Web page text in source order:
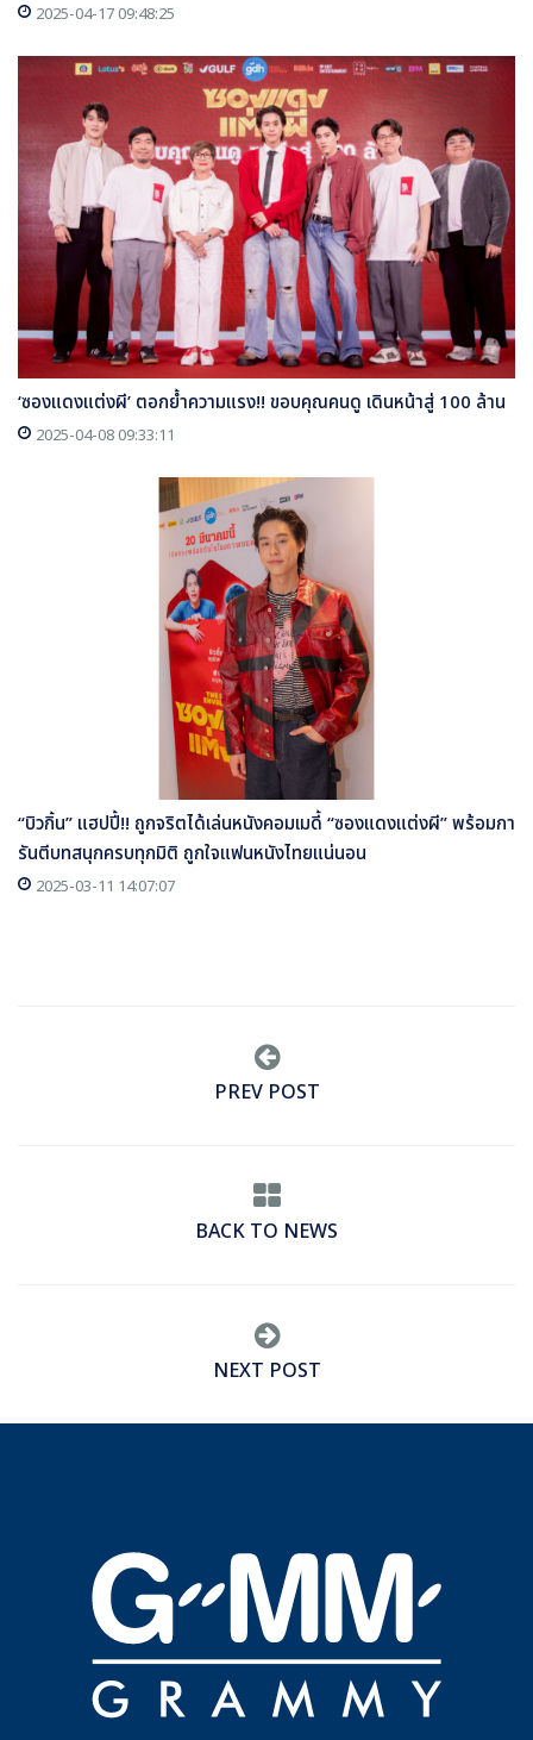
2025-04-17 09:48:25
‘ซองแดงแต่งผี’ ตอกย้ำความแรง!! ขอบคุณคนดู เดินหน้าสู่ 100 ล้าน
2025-04-08 09:33:11
“บิวกิ้น” แฮปปี้!! ถูกจริตได้เล่นหนังคอมเมดี้ “ซองแดงแต่งผี” พร้อมกา
รันตีบทสนุกครบทุกมิติ ถูกใจแฟนหนังไทยแน่นอน
2025-03-11 14:07:07
PREV POST
BACK TO NEWS
NEXT POST